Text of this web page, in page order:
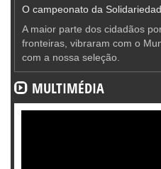
O campeonato da
A maior parte dos cidadãos
fronteiras, vibraram com o
com a nossa seleção.
MULTIMÉDIA